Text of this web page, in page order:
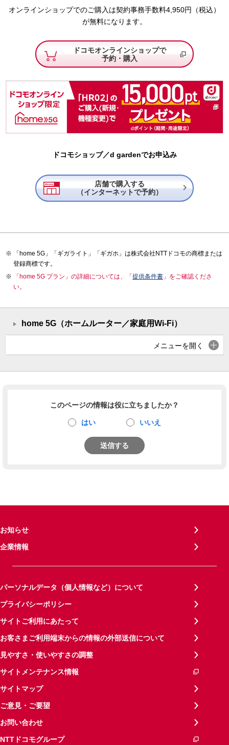
オンラインショップでのご購入は契約事務手数料4,950円（税込）
が無料になります。
ドコモオンラインショップで
予約・購入
ドコモショップ／d gardenでお申込み
店舗で購入する
（インターネットで予約）

「home 5G」「ギガライト」「ギガホ」は株式会社NTTドコモの商標または
登録商標です。
「home 5G プラン」の詳細については、「提供条件書 」をご確認くださ
い。
home 5G（ホームルーター／家庭用Wi-Fi）
メニューを開く
このページの情報は役に立ちましたか？
はい いいえ
送信する
お知らせ
企業情報
パーソナルデータ（個人情報など）について
プライバシーポリシー
サイトご利用にあたって
お客さまご利用端末からの情報の外部送信について
見やすさ・使いやすさの調整
サイトメンテナンス情報
サイトマップ
ご意見・ご要望
お問い合わせ
NTTドコモグループ